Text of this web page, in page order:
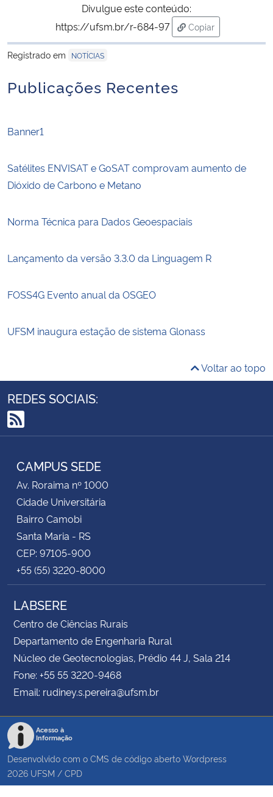
Divulgue este conteúdo:
https://ufsm.br/r-684-97
Copiar
para área de
Registrado em
NOTÍCIAS
Publicações Recentes
Banner1
Satélites ENVISAT e GoSAT comprovam aumento de
Dióxido de Carbono e Metano
Norma Técnica para Dados Geoespaciais
Lançamento da versão 3.3.0 da Linguagem R
FOSS4G Evento anual da OSGEO
UFSM inaugura estação de sistema Glonass
Voltar ao topo
REDES SOCIAIS:
RSS
CAMPUS SEDE
Av. Roraima nº 1000
Cidade Universitária
Bairro Camobi
Santa Maria - RS
CEP: 97105-900
+55 (55) 3220-8000
LABSERE
Centro de Ciências Rurais
Departamento de Engenharia Rural
Núcleo de Geotecnologias, Prédio 44 J, Sala 214
Fone: +55 55 3220-9468
Email: rudiney.s.pereira@ufsm.br
Acesso à
Informação
Desenvolvido com o CMS de código aberto Wordpress
2026 UFSM / CPD